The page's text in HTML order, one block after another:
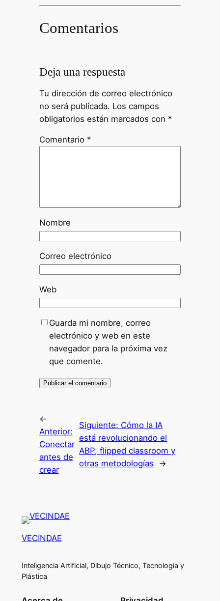
Comentarios
Deja una respuesta
Tu dirección de correo electrónico
no será publicada. Los campos
obligatorios están marcados con *
Comentario *
Nombre
Correo electrónico
Web
Guarda mi nombre, correo
electrónico y web en este
navegador para la próxima vez
que comente.
←
Anterior:
Conectar
antes de
crear
Siguiente: Cómo la IA
está revolucionando el
ABP, flipped classroom y
otras metodologías
→
VECINDAE
Inteligencia Artificial, Dibujo Técnico, Tecnología y
Plástica